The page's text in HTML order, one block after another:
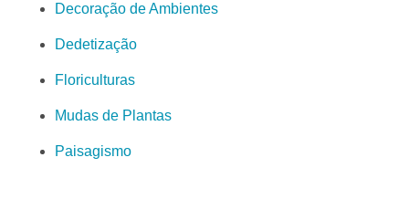
Decoração de Ambientes
Dedetização
Floriculturas
Mudas de Plantas
Paisagismo